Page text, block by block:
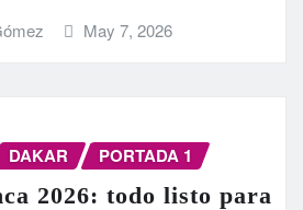
May 7, 2026
DAKAR PORTADA 1
2026: todo listo para